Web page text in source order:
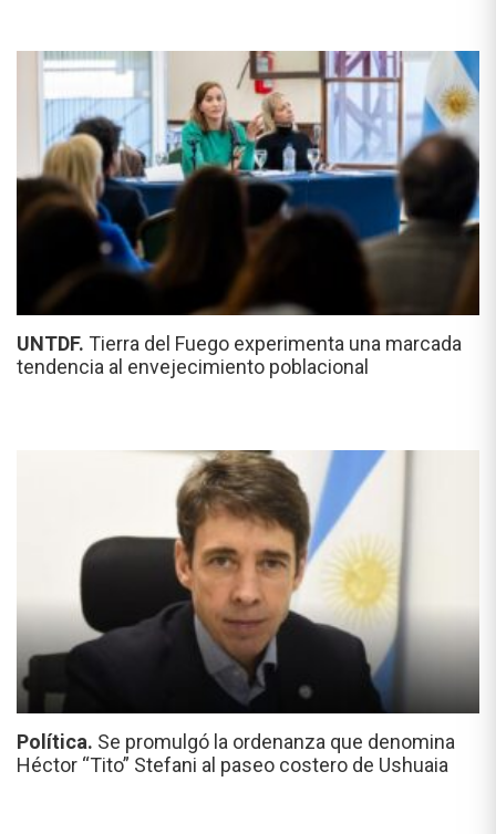
UNTDF. Tierra del Fuego experimenta una marcada
tendencia al envejecimiento poblacional
Política. Se promulgó la ordenanza que denomina
Héctor “Tito” Stefani al paseo costero de Ushuaia